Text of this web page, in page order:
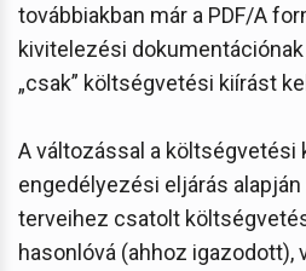
továbbiakban már a PDF/A
kivitelezési
„csak” költségvetési kiírást
A változással a költségvetési
engedélyezési eljárás
terveihez csatolt
hasonlóvá (ahhoz igazodott),